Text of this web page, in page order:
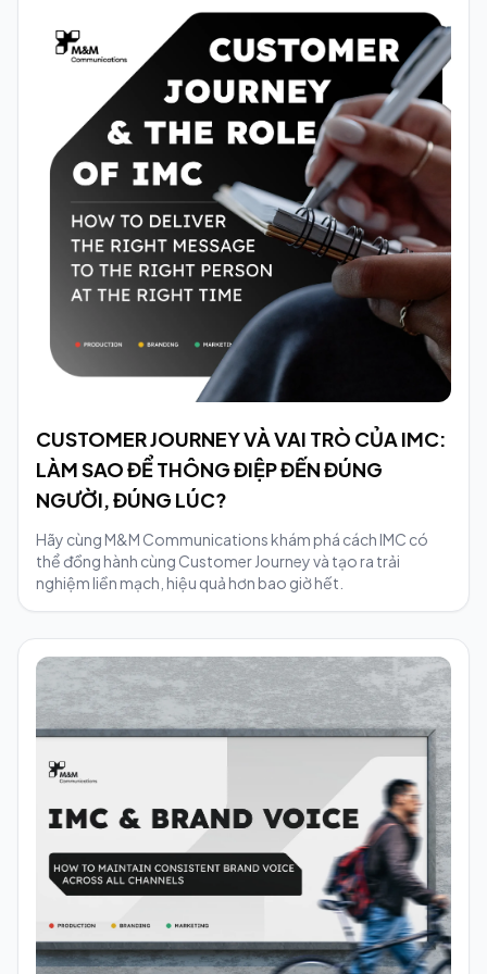
CUSTOMER JOURNEY VÀ VAI TRÒ CỦA IMC:
LÀM SAO ĐỂ THÔNG ĐIỆP ĐẾN ĐÚNG
NGƯỜI, ĐÚNG LÚC?
Hãy cùng M&M Communications khám phá cách IMC có
thể đồng hành cùng Customer Journey và tạo ra trải
nghiệm liền mạch, hiệu quả hơn bao giờ hết.